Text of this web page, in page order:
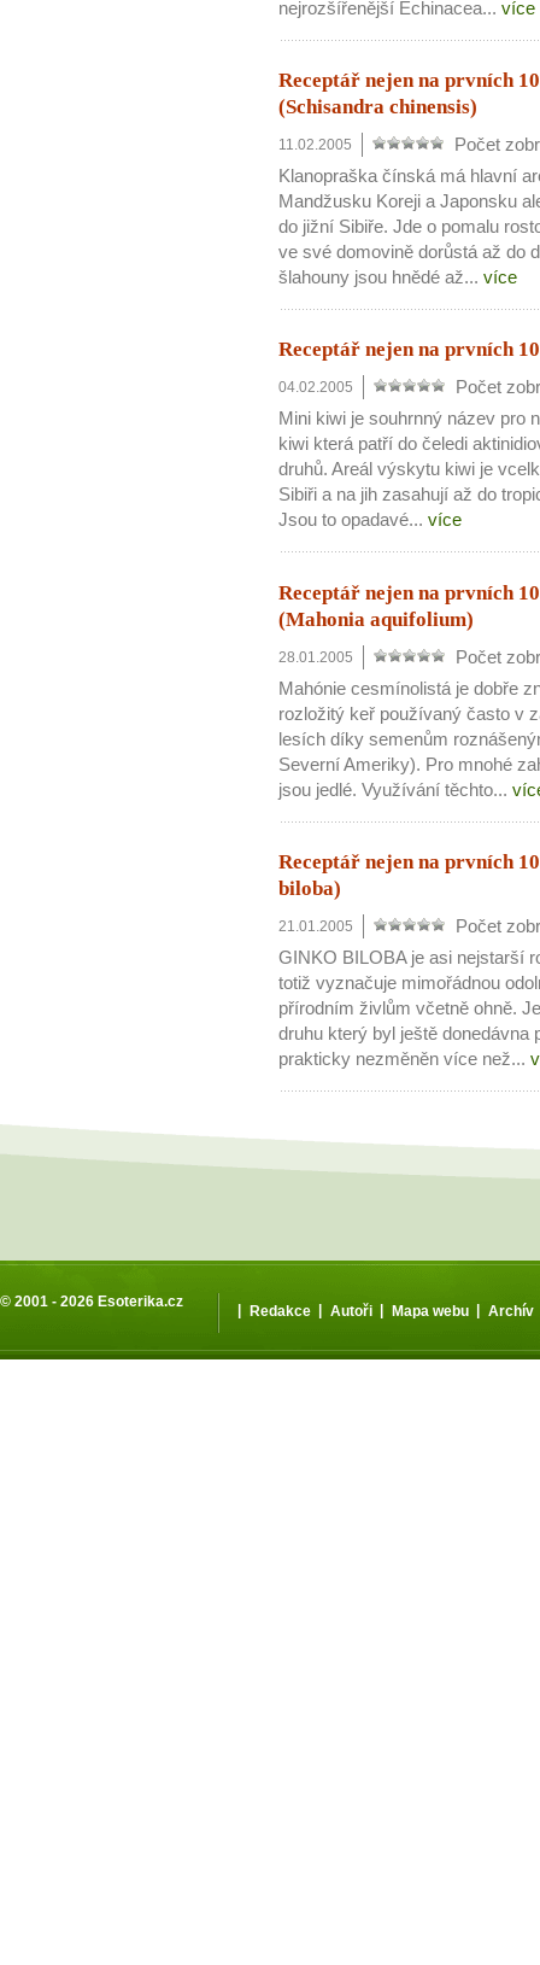
Jak mít více energie
Jak vnést do života
Jak být šťastnější
nejrozšířenější Echinacea... více
Receptář nejen na prvních
(Schisandra chinensis)
11.02.2005
Počet
Klanopraška čínská má hlavní
Mandžusku Koreji a Japonsku
do jižní Sibiře. Jde o pomalu
ve své domovině dorůstá až do
šlahouny jsou hnědé až... více
Receptář nejen na prvních
04.02.2005
Počet
Mini kiwi je souhrnný název pro
kiwi která patří do čeledi
druhů. Areál výskytu kiwi je
Sibiři a na jih zasahují až do
Jsou to opadavé... více
Receptář nejen na prvních
(Mahonia aquifolium)
28.01.2005
Počet
Mahónie cesmínolistá je dobře
rozložitý keř používaný často v
lesích díky semenům
Severní Ameriky). Pro mnohé
jsou jedlé. Využívání těchto...
Receptář nejen na prvních
biloba)
21.01.2005
Počet
GINKO BILOBA je asi nejstarší
totiž vyznačuje mimořádnou
přírodním živlům včetně ohně.
druhu který byl ještě donedávna
prakticky nezměněn více než...
© 2001 - 2026 Esoterika.cz
Redakce Autoři Mapa webu Archív